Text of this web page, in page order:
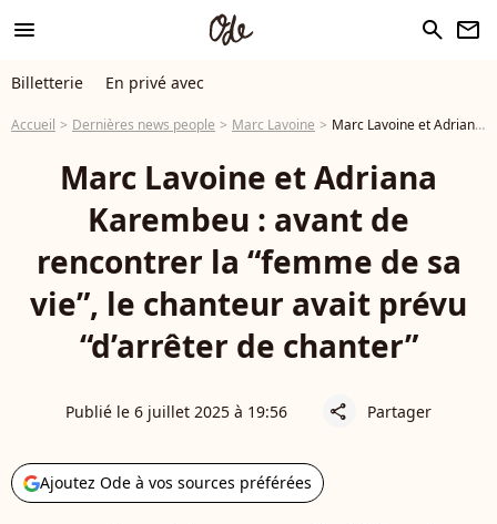
menu search newsletter
Billetterie En privé avec
Accueil Dernières news people Marc Lavoine Marc Lavoine et Adriana Karembeu : avant de rencontrer la “femme de sa vie”, le chanteur avait prévu “d’arrêter de chanter”
Marc Lavoine et Adriana
Karembeu : avant de
rencontrer la “femme de sa
vie”, le chanteur avait prévu
“d’arrêter de chanter”
Publié le 6 juillet 2025 à 19:56 share Partager
Ajoutez Ode à vos sources préférées